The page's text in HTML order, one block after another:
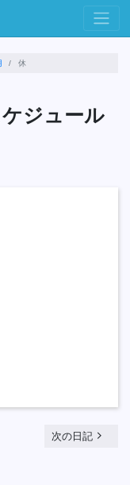
休
ジュール
次の日記 navigate_next